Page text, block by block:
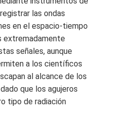
las ondas
en el espacio-tiempo
extremadamente
señales, aunque
a los científicos
al alcance de los
que los agujeros
tipo de radiación